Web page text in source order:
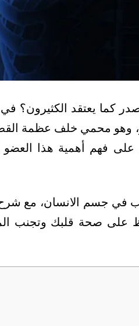
كما يعتقد الكثيرون؟
وهو محمي خلف عظمة
فهم أهمية هذا العضو
في جسم الانسان، مع
على صحة قلبك وتجنب